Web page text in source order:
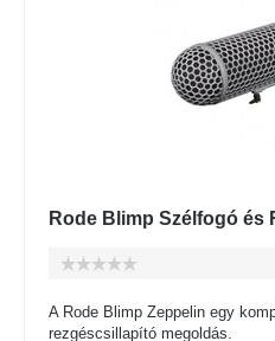
Rode Blimp Szélfogó és
A Rode Blimp Zeppelin egy
rezgéscsillapító megoldás.